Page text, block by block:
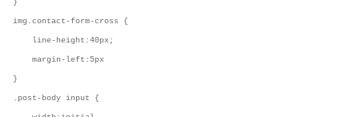
}
img.contact-form-cross {
line-height:40px;
margin-left:5px
}
.post-body input {